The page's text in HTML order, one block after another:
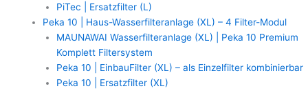
PiTec | Ersatzfilter (L)
Peka 10 | Haus-Wasserfilteranlage (XL) – 4 Filter-Modul
MAUNAWAI Wasserfilteranlage (XL) | Peka 10 Premium
Komplett Filtersystem
Peka 10 | EinbauFilter (XL) – als Einzelfilter kombinierbar
Peka 10 | Ersatzfilter (XL)